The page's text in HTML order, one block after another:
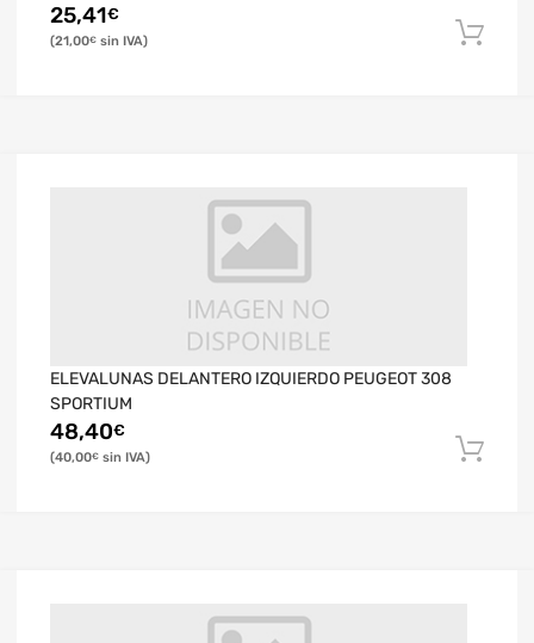
25,41€
21,00€
ELEVALUNAS DELANTERO IZQUIERDO PEUGEOT 308
SPORTIUM
48,40€
40,00€